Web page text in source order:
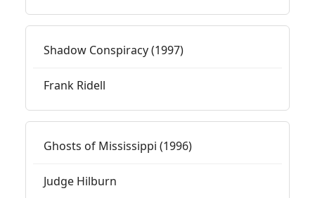
Shadow Conspiracy (1997)
Frank Ridell
Ghosts of Mississippi (1996)
Judge Hilburn